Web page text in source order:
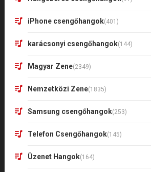
iPhone csengőhangok(401)
karácsonyi csengőhangok(144)
Magyar Zene(2349)
Nemzetközi Zene(1835)
Samsung csengőhangok(253)
Telefon Csengőhangok(145)
Üzenet Hangok(164)